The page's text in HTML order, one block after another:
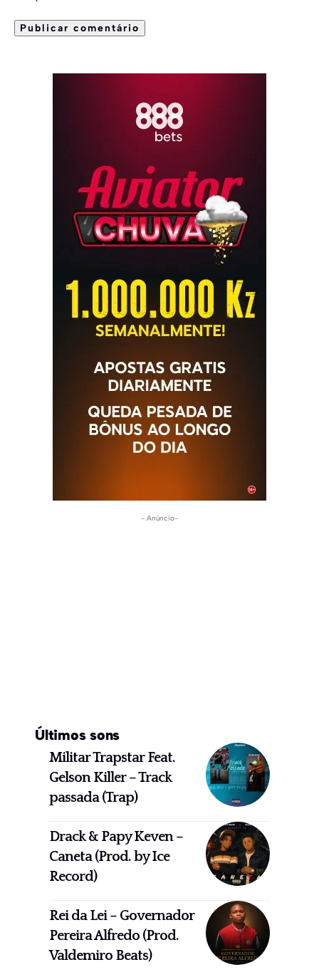
- Anúncio-
Últimos sons
Militar Trapstar Feat.
Gelson Killer – Track
passada (Trap)
Drack & Papy Keven –
Caneta (Prod. by Ice
Record)
Rei da Lei – Governador
Pereira Alfredo (Prod.
Valdemiro Beats)